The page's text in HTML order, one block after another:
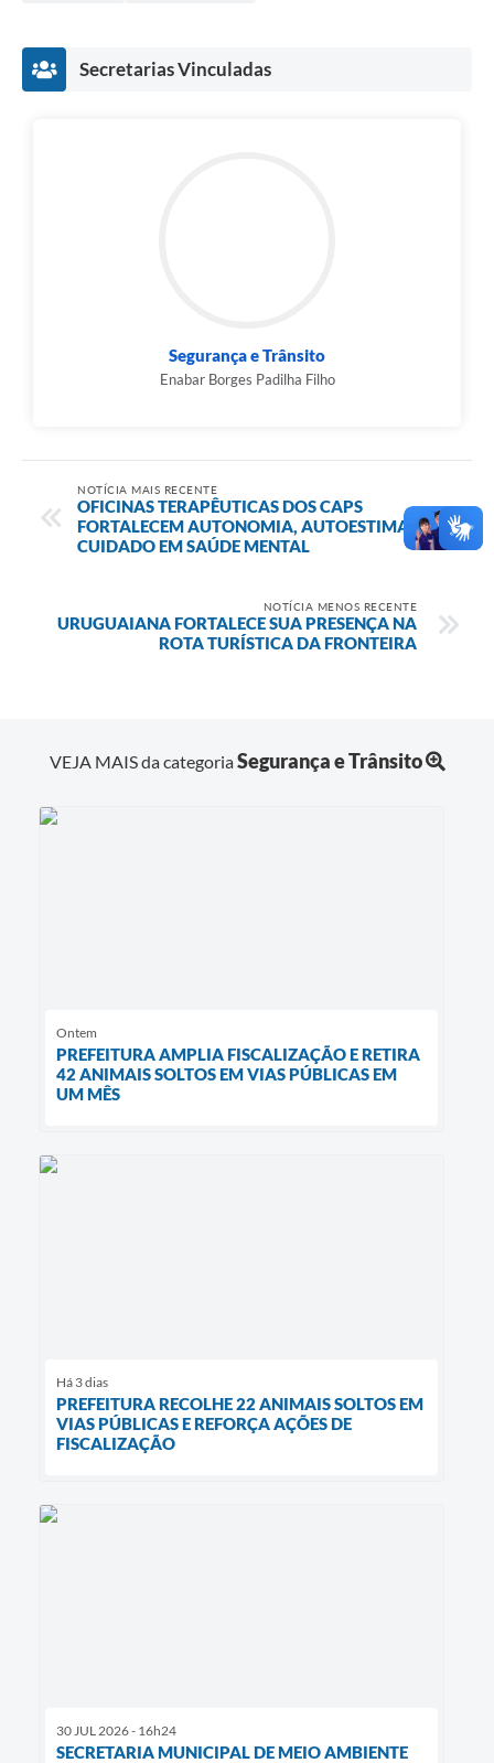
Secretarias Vinculadas
Segurança e Trânsito
Enabar Borges Padilha Filho
NOTÍCIA MAIS RECENTE
OFICINAS TERAPÊUTICAS DOS CAPS
FORTALECEM AUTONOMIA, AUTOESTIMA E
CUIDADO EM SAÚDE MENTAL
NOTÍCIA MENOS RECENTE
URUGUAIANA FORTALECE SUA PRESENÇA NA
ROTA TURÍSTICA DA FRONTEIRA
VEJA MAIS da categoriaSegurança e Trânsito
Ontem
PREFEITURA AMPLIA FISCALIZAÇÃO E RETIRA
42 ANIMAIS SOLTOS EM VIAS PÚBLICAS EM
UM MÊS
Há 3 dias
PREFEITURA RECOLHE 22 ANIMAIS SOLTOS EM
VIAS PÚBLICAS E REFORÇA AÇÕES DE
FISCALIZAÇÃO
30 JUL 2026 - 16h24
SECRETARIA MUNICIPAL DE MEIO AMBIENTE